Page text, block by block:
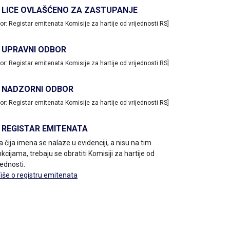
LICE OVLAŠĆENO ZA ZASTUPANJE
Registar emitenata Komisije za hartije od vrijednosti RS]
UPRAVNI ODBOR
Registar emitenata Komisije za hartije od vrijednosti RS]
NADZORNI ODBOR
Registar emitenata Komisije za hartije od vrijednosti RS]
REGISTAR EMITENATA
čija imena se nalaze u evidenciji, a nisu na tim
trebaju se obratiti Komisiji za hartije od
o registru emitenata